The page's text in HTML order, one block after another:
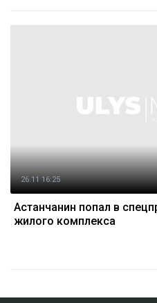
26.11 16:25
Астанчанин попал в
жилого комплекса